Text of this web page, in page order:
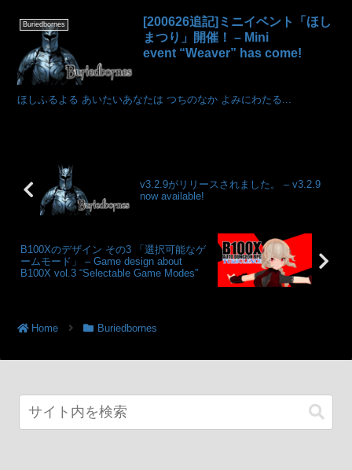
Buriedbornes
[200626追記]ミニイベント「ほし
まつり」開催！ – Mini
event “Weaver” has come!
ほしふるよる あいたいあなたは つちのなか よみにわたる...
v3.2.9がリリースされました。 – v3.2.9
now available!
B100Xのデザイン その3 「選択可能なゲ
ームモード」 – Game design about
B100X vol.3 “Selectable Game Modes”
Home Buriedbornes